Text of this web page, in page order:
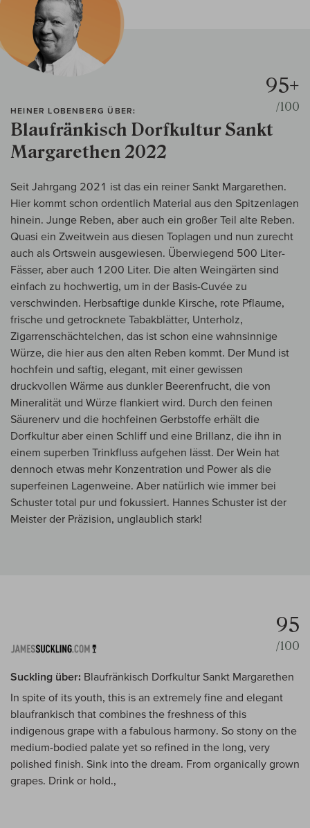
HEINER LOBENBERG ÜBER:
Blaufränkisch Dorfkultur Sankt
Margarethen 2022
95+
/100
Seit Jahrgang 2021 ist das ein reiner Sankt Margarethen.
Hier kommt schon ordentlich Material aus den Spitzenlagen
hinein. Junge Reben, aber auch ein großer Teil alte Reben.
Quasi ein Zweitwein aus diesen Toplagen und nun zurecht
auch als Ortswein ausgewiesen. Überwiegend 500 Liter-
Fässer, aber auch 1200 Liter. Die alten Weingärten sind
einfach zu hochwertig, um in der Basis-Cuvée zu
verschwinden. Herbsaftige dunkle Kirsche, rote Pflaume,
frische und getrocknete Tabakblätter, Unterholz,
Zigarrenschächtelchen, das ist schon eine wahnsinnige
Würze, die hier aus den alten Reben kommt. Der Mund ist
hochfein und saftig, elegant, mit einer gewissen
druckvollen Wärme aus dunkler Beerenfrucht, die von
Mineralität und Würze flankiert wird. Durch den feinen
Säurenerv und die hochfeinen Gerbstoffe erhält die
Dorfkultur aber einen Schliff und eine Brillanz, die ihn in
einem superben Trinkfluss aufgehen lässt. Der Wein hat
dennoch etwas mehr Konzentration und Power als die
superfeinen Lagenweine. Aber natürlich wie immer bei
Schuster total pur und fokussiert. Hannes Schuster ist der
Meister der Präzision, unglaublich stark!
95
/100
Suckling über: Blaufränkisch Dorfkultur Sankt Margarethen
In spite of its youth, this is an extremely fine and elegant
blaufrankisch that combines the freshness of this
indigenous grape with a fabulous harmony. So stony on the
medium-bodied palate yet so refined in the long, very
polished finish. Sink into the dream. From organically grown
grapes. Drink or hold.,